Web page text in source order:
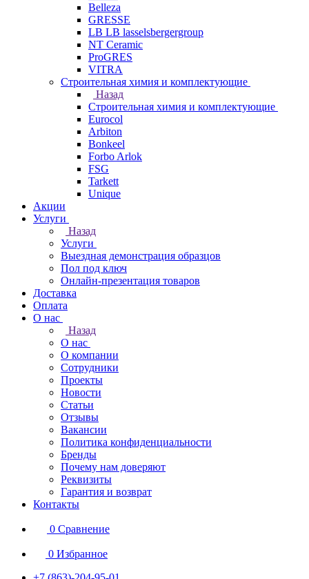
Belleza
GRESSE
LB LB lasselsbergergroup
NT Ceramic
ProGRES
VITRA
Строительная химия и комплектующие
Назад
Строительная химия и комплектующие
Eurocol
Arbiton
Bonkeel
Forbo Arlok
FSG
Tarkett
Unique
Акции
Услуги
Назад
Услуги
Выездная демонстрация образцов
Пол под ключ
Онлайн-презентация товаров
Доставка
Оплата
О нас
Назад
О нас
О компании
Сотрудники
Проекты
Новости
Статьи
Отзывы
Вакансии
Политика конфиденциальности
Бренды
Почему нам доверяют
Реквизиты
Гарантия и возврат
Контакты
0 Сравнение
0 Избранное